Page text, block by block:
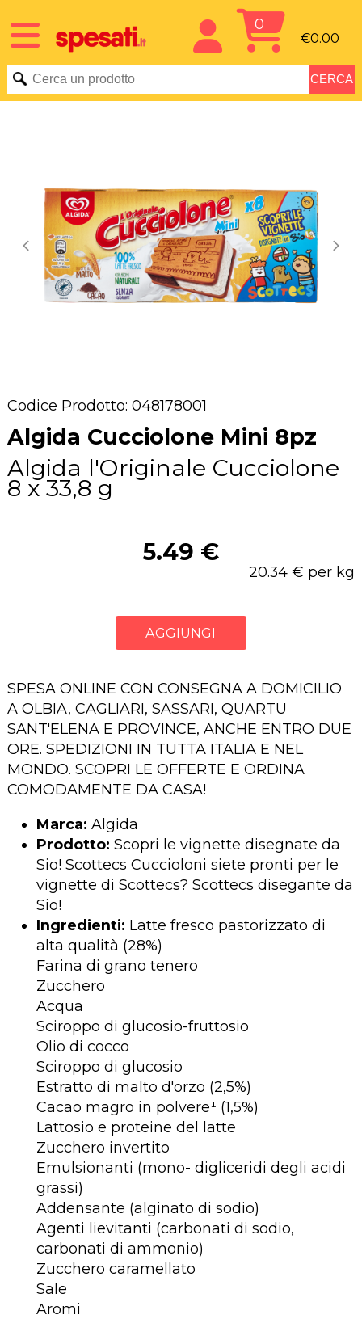
0
€0.00
Codice Prodotto: 048178001
Algida Cucciolone Mini 8pz
Algida l'Originale Cucciolone
8 x 33,8 g
5.49 €
20.34 € per kg
AGGIUNGI
SPESA ONLINE CON CONSEGNA A DOMICILIO
A OLBIA, CAGLIARI, SASSARI, QUARTU
SANT'ELENA E PROVINCE, ANCHE ENTRO DUE
ORE. SPEDIZIONI IN TUTTA ITALIA E NEL
MONDO. SCOPRI LE OFFERTE E ORDINA
COMODAMENTE DA CASA!
Marca: Algida
Prodotto: Scopri le vignette disegnate da
Sio! Scottecs Cuccioloni siete pronti per le
vignette di Scottecs? Scottecs disegante da
Sio!
Ingredienti: Latte fresco pastorizzato di
alta qualità (28%)
Farina di grano tenero
Zucchero
Acqua
Sciroppo di glucosio-fruttosio
Olio di cocco
Sciroppo di glucosio
Estratto di malto d'orzo (2,5%)
Cacao magro in polvere¹ (1,5%)
Lattosio e proteine del latte
Zucchero invertito
Emulsionanti (mono- digliceridi degli acidi
grassi)
Addensante (alginato di sodio)
Agenti lievitanti (carbonati di sodio,
carbonati di ammonio)
Zucchero caramellato
Sale
Aromi